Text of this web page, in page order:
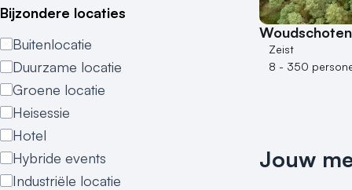
Bijzondere locaties
Buitenlocatie
Duurzame locatie
Groene locatie
Heisessie
Hotel
Hybride events
Industriële locatie
Zeist
8 - 350
Jouw